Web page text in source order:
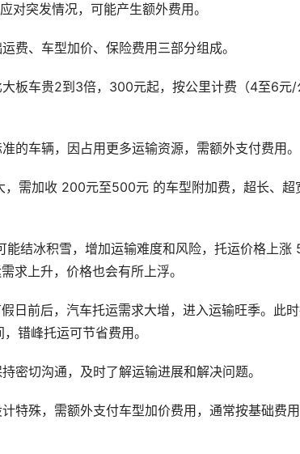
对突发情况，可能产生额外费用。
费、车型加价、保险费用三部分组成。
板车贵2到3倍，300元起，按公里计费（4至6元/
的车辆，因占用更多运输资源，需额外支付费用。
需加收 200元至500元 的车型附加费，超长、超
结冰积雪，增加运输难度和风险，托运价格上涨
求上升，价格也会有所上浮。
日前后，汽车托运需求大增，进入运输旺季。此
错峰托运可节省费用。
密切沟通，及时了解运输进展和解决问题。
特殊，需额外支付车型加价费用，通常按基础费